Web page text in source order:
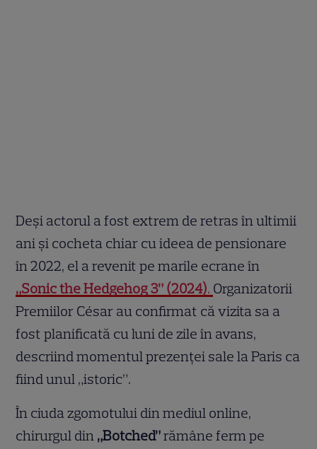
Deși actorul a fost extrem de retras în ultimii
ani și cocheta chiar cu ideea de pensionare
în 2022, el a revenit pe marile ecrane în
„Sonic the Hedgehog 3” (2024). Organizatorii
Premiilor César au confirmat că vizita sa a
fost planificată cu luni de zile în avans,
descriind momentul prezenței sale la Paris ca
fiind unul „istoric”.
În ciuda zgomotului din mediul online,
chirurgul din „Botched”rămâne ferm pe